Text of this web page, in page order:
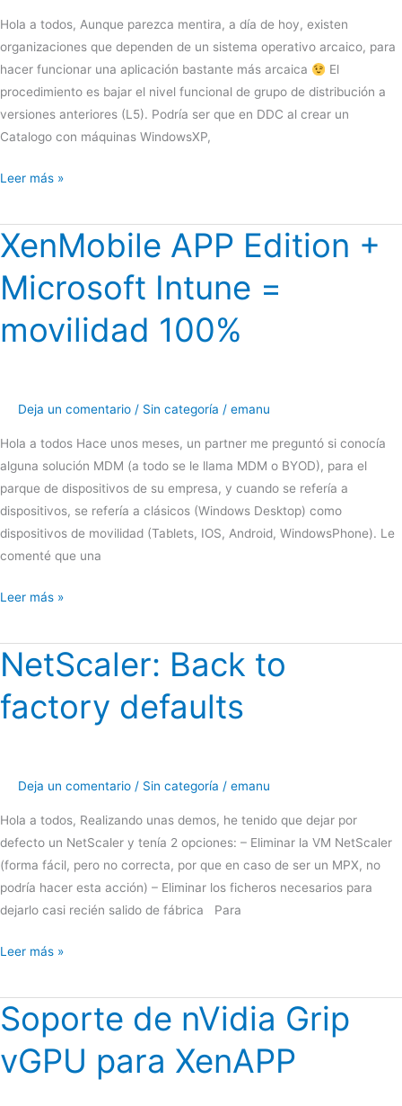
Hola a todos, Aunque parezca mentira, a día de hoy, existen
organizaciones que dependen de un sistema operativo arcaico, para
hacer funcionar una aplicación bastante más arcaica
El
procedimiento es bajar el nivel funcional de grupo de distribución a
versiones anteriores (L5). Podría ser que en DDC al crear un
Catalogo con máquinas WindowsXP,
Virtualizar
SP3
con
7.x
Leer más »
XenMobile APP Edition +
Microsoft Intune =
movilidad 100%
Deja un comentario / Sin categoría / emanu
Hola a todos Hace unos meses, un partner me preguntó si conocía
alguna solución MDM (a todo se le llama MDM o BYOD), para el
parque de dispositivos de su empresa, y cuando se refería a
dispositivos, se refería a clásicos (Windows Desktop) como
dispositivos de movilidad (Tablets, IOS, Android, WindowsPhone). Le
comenté que una
XenMobile
Edition
+
Intune
Leer más »
NetScaler: Back to
factory defaults
Deja un comentario / Sin categoría / emanu
Hola a todos, Realizando unas demos, he tenido que dejar por
defecto un NetScaler y tenía 2 opciones: – Eliminar la VM NetScaler
(forma fácil, pero no correcta, por que en caso de ser un MPX, no
podría hacer esta acción) – Eliminar los ficheros necesarios para
dejarlo casi recién salido de fábrica Para
NetScaler:
to
factory
defaults
Leer más »
Soporte de nVidia Grip
vGPU para XenAPP